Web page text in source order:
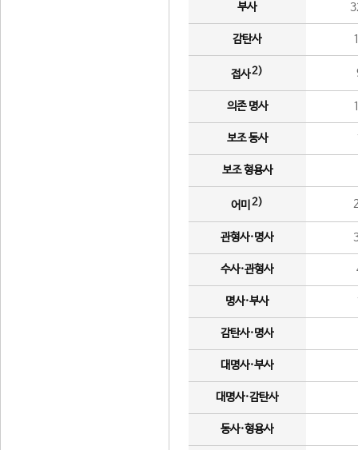
부사
감탄사
접사2)
의존 명사
보조 동사
보조 형용사
어미 2)
관형사·명사
수사·관형사
명사·부사
감탄사·명사
대명사·부사
대명사·감탄사
동사·형용사